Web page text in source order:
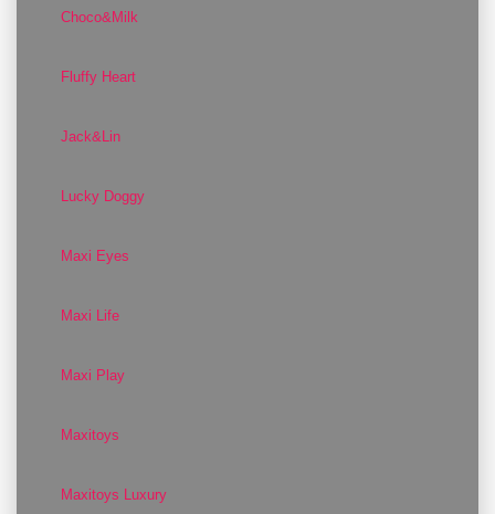
Choco&Milk
Fluffy Heart
Jack&Lin
Lucky Doggy
Maxi Eyes
Maxi Life
Maxi Play
Maxitoys
Maxitoys Luxury